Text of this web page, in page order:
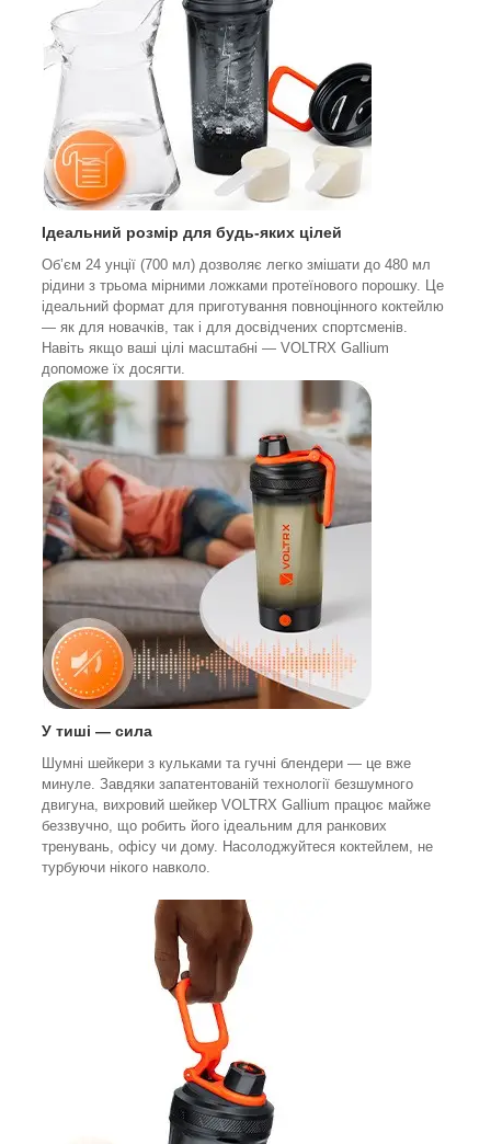
Ідеальний розмір для будь-яких цілей
Об’єм 24 унції (700 мл) дозволяє легко змішати до 480 мл
рідини з трьома мірними ложками протеїнового порошку. Це
ідеальний формат для приготування повноцінного коктейлю
— як для новачків, так і для досвідчених спортсменів.
Навіть якщо ваші цілі масштабні — VOLTRX Gallium
допоможе їх досягти.
У тиші — сила
Шумні шейкери з кульками та гучні блендери — це вже
минуле. Завдяки запатентованій технології безшумного
двигуна, вихровий шейкер VOLTRX Gallium працює майже
беззвучно, що робить його ідеальним для ранкових
тренувань, офісу чи дому. Насолоджуйтеся коктейлем, не
турбуючи нікого навколо.